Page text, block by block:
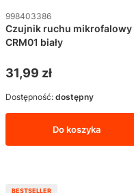
Kod produktu
998403386
Czujnik ruchu mikrofalowy
CRM01 biały
Cena
31,99 zł
Do koszyka
Dostępność: dostępny
BESTSELLER